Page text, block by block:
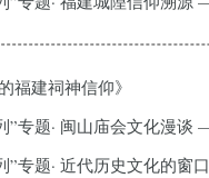
福建祠神信仰》
”专题· 闽山庙会文化漫
”专题· 近代历史文化的